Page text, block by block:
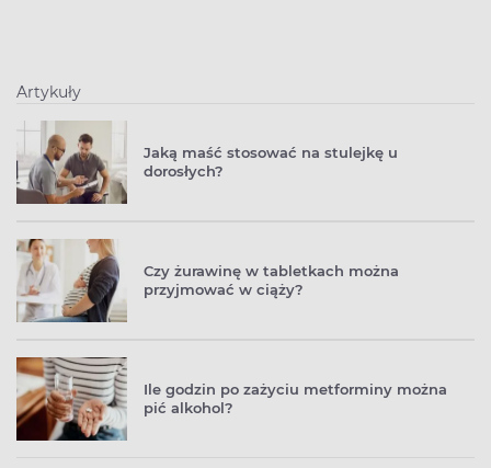
Artykuły
Jaką maść stosować na stulejkę u
dorosłych?
Czy żurawinę w tabletkach można
przyjmować w ciąży?
Ile godzin po zażyciu metforminy można
pić alkohol?